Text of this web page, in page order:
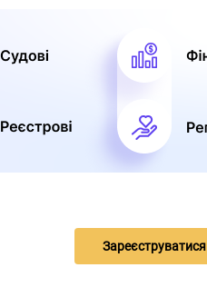
Зареєструватися